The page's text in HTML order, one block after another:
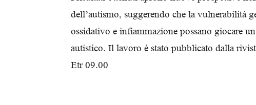
dell’autismo, suggerendo che la vulnerabilità
ossidativo e infiammazione possano giocare
autistico. Il lavoro è stato pubblicato dalla
Etr 09.00